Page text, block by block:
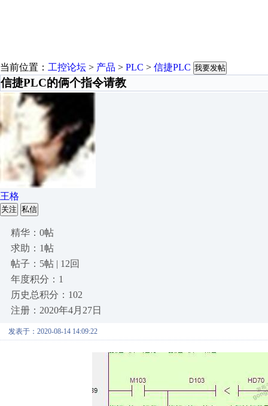
当前位置： 工控论坛 > 产品 > PLC > 信捷PLC 我要发帖
信捷PLC的俩个指令请教
王格
关注 私信
精华：0帖
求助：1帖
帖子：5帖 | 12回
年度积分：1
历史总积分：102
注册：2020年4月27日
发表于：2020-08-14 14:09:22